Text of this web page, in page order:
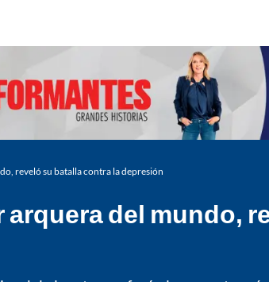
reveló su batalla contra la depresión
del mundo,